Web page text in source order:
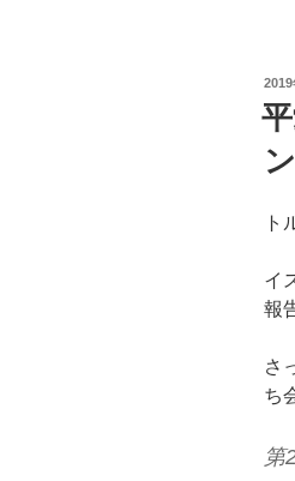
る
ク
ニ
チ
ン
ル
が
気
の
祖
投
稿
日:
2019
ト
イ
報
さ
ち
第